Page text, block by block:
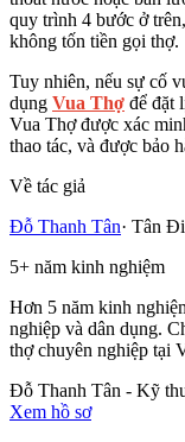
quy trình 4 bước ở
không tốn tiền gọi thợ.
Tuy nhiên, nếu sự cố
dụng Vua Thợ để đặt
Vua Thợ được xác
thao tác, và được bảo
Về tác giả
Đỗ Thanh Tân· Tân
5+ năm kinh nghiệm
Hơn 5 năm kinh
nghiệp và dân dụng.
thợ chuyên nghiệp tại
Đỗ Thanh Tân - Kỹ
Xem hồ sơ